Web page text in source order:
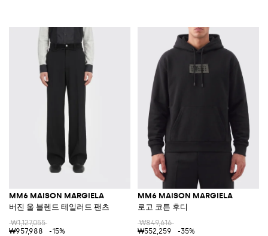
MM6 MAISON MARGIELA
버진 울 블렌드 테일러드 팬츠
₩1,127,055
₩957,988
-15%
MM6 MAISON MARGIELA
로고 코튼 후디
₩849,616
₩552,259
-35%